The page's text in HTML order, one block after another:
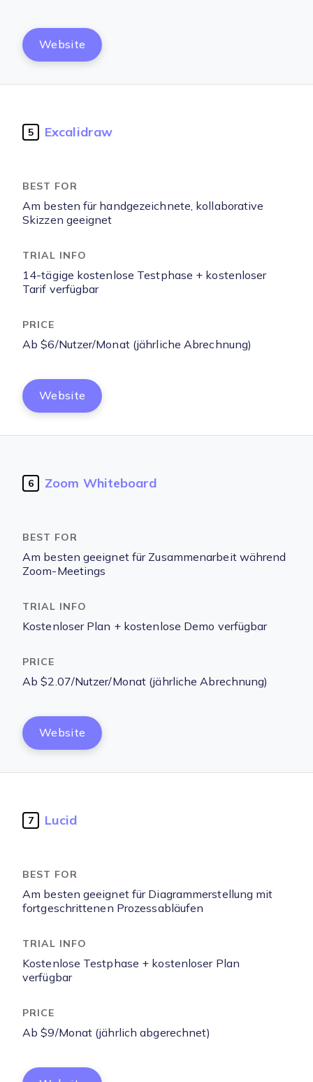
Website
5 Excalidraw
Am besten für handgezeichnete, kollaborative
Skizzen geeignet
14-tägige kostenlose Testphase + kostenloser
Tarif verfügbar
Ab $6/Nutzer/Monat (jährliche Abrechnung)
Website
6 Zoom Whiteboard
Am besten geeignet für Zusammenarbeit während
Zoom-Meetings
Kostenloser Plan + kostenlose Demo verfügbar
Ab $2.07/Nutzer/Monat (jährliche Abrechnung)
Website
7 Lucid
Am besten geeignet für Diagrammerstellung mit
fortgeschrittenen Prozessabläufen
Kostenlose Testphase + kostenloser Plan
verfügbar
Ab $9/Monat (jährlich abgerechnet)